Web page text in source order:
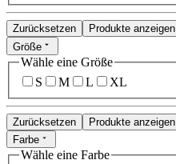
Zurücksetzen
Produkte anzeigen
Größe
Wähle eine Größe
S
M L XL
Zurücksetzen
Produkte anzeigen
Farbe
Wähle eine Farbe